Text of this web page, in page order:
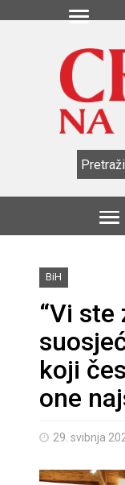
BiH
“Vi ste
koji
one
29. svibnja